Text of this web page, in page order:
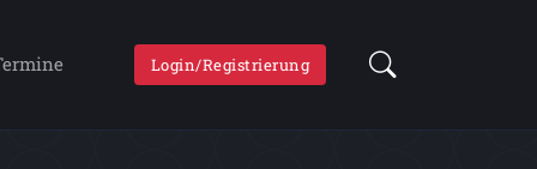
Login/Registrierung